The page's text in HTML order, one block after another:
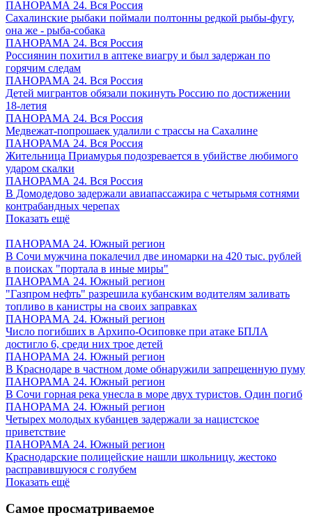
ПАНОРАМА 24. Вся Россия
Сахалинские рыбаки поймали полтонны редкой рыбы-фугу,
она же - рыба-собака
ПАНОРАМА 24. Вся Россия
Россиянин похитил в аптеке виагру и был задержан по
горячим следам
ПАНОРАМА 24. Вся Россия
Детей мигрантов обязали покинуть Россию по достижении
18-летия
ПАНОРАМА 24. Вся Россия
Медвежат-попрошаек удалили с трассы на Сахалине
ПАНОРАМА 24. Вся Россия
Жительница Приамурья подозревается в убийстве любимого
ударом скалки
ПАНОРАМА 24. Вся Россия
В Домодедово задержали авиапассажира с четырьмя сотнями
контрабандных черепах
Показать ещё
ПАНОРАМА 24. Южный регион
В Сочи мужчина покалечил две иномарки на 420 тыс. рублей
в поисках "портала в иные миры"
ПАНОРАМА 24. Южный регион
"Газпром нефть" разрешила кубанским водителям заливать
топливо в канистры на своих заправках
ПАНОРАМА 24. Южный регион
Число погибших в Архипо-Осиповке при атаке БПЛА
достигло 6, среди них трое детей
ПАНОРАМА 24. Южный регион
В Краснодаре в частном доме обнаружили запрещенную пуму
ПАНОРАМА 24. Южный регион
В Сочи горная река унесла в море двух туристов. Один погиб
ПАНОРАМА 24. Южный регион
Четырех молодых кубанцев задержали за нацистское
приветствие
ПАНОРАМА 24. Южный регион
Краснодарские полицейские нашли школьницу, жестоко
расправившуюся с голубем
Показать ещё
Самое просматриваемое